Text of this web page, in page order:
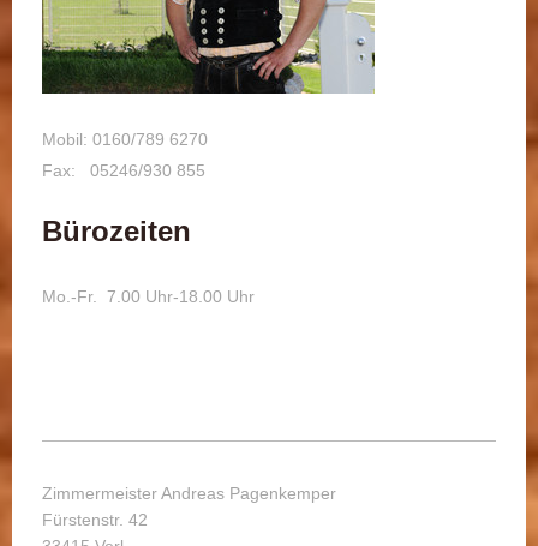
Mobil: 0160/789 6270
Fax: 05246/930 855
Bürozeiten
Mo.-Fr. 7.00 Uhr-18.00 Uhr
Zimmermeister Andreas Pagenkemper
Fürstenstr. 42